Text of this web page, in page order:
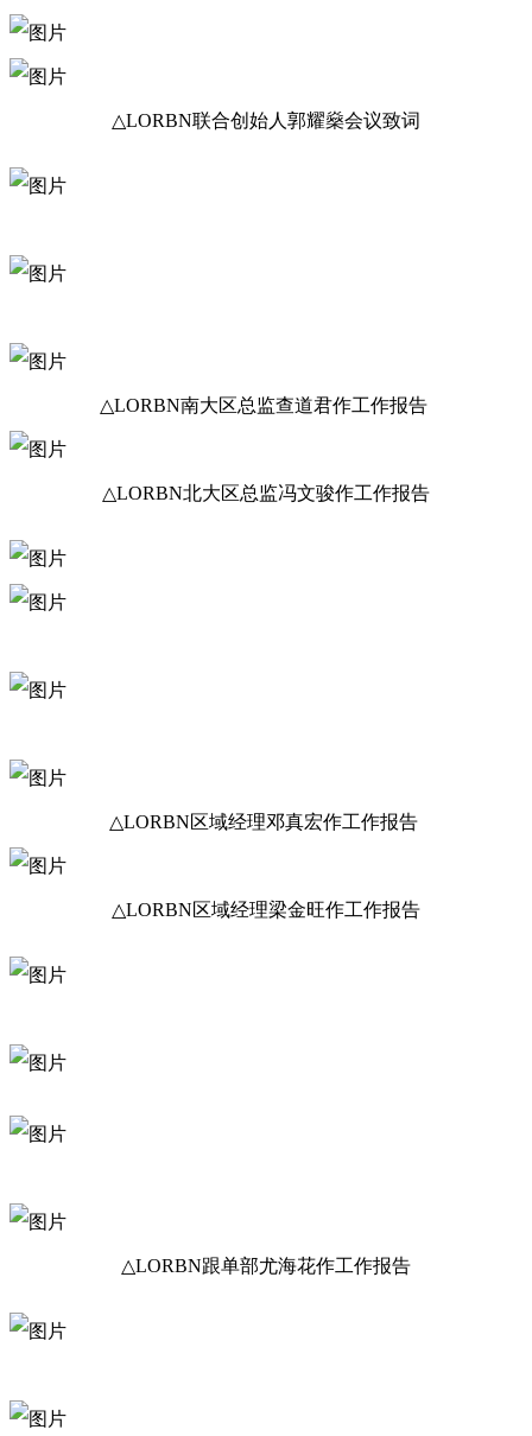
△LORBN联合创始人郭耀燊会议致词
△LORBN南大区总监查道君作工作报告
△LORBN北大区总监冯文骏作工作报告
△LORBN区域经理邓真宏作工作报告
△LORBN区域经理梁金旺作工作报告
△LORBN跟单部尤海花作工作报告